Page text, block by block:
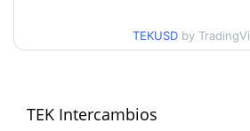
TEKUSD by
TEK Intercambios